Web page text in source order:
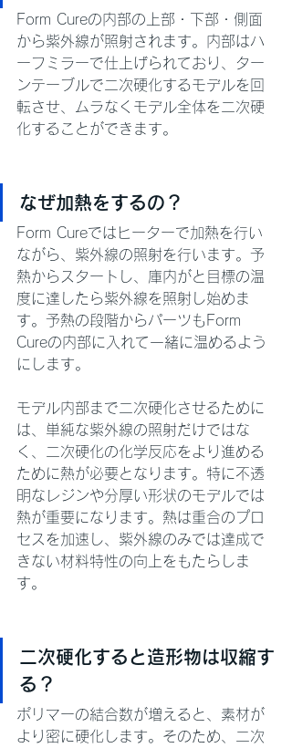
Form Cureの内部の上部・下部・側面
から紫外線が照射されます。内部はハ
ーフミラーで仕上げられており、ター
ンテーブルで二次硬化するモデルを回
転させ、ムラなくモデル全体を二次硬
化することができます。
なぜ加熱をするの？
Form Cureではヒーターで加熱を行い
ながら、紫外線の照射を行います。予
熱からスタートし、庫内がと目標の温
度に達したら紫外線を照射し始めま
す。予熱の段階からパーツもForm
Cureの内部に入れて一緒に温めるよう
にします。
モデル内部まで二次硬化させるために
は、単純な紫外線の照射だけではな
く、二次硬化の化学反応をより進める
ために熱が必要となります。特に不透
明なレジンや分厚い形状のモデルでは
熱が重要になります。熱は重合のプロ
セスを加速し、紫外線のみでは達成で
きない材料特性の向上をもたらしま
す。
二次硬化すると造形物は収縮す
る？
ポリマーの結合数が増えると、素材が
より密に硬化します。そのため、二次